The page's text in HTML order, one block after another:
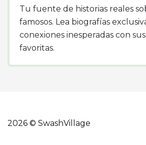
Tu fuente de historias reales
famosos. Lea biografías
conexiones inesperadas con
favoritas.
2026 © SwashVillage